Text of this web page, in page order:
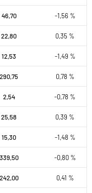
46,70 -1,56 %
22,80 0,35 %
12,53 -1,49 %
290,75 0,78 %
2,54 -0,78 %
25,58 0,39 %
15,30 -1,48 %
339,50 -0,80 %
242,00 0,41 %